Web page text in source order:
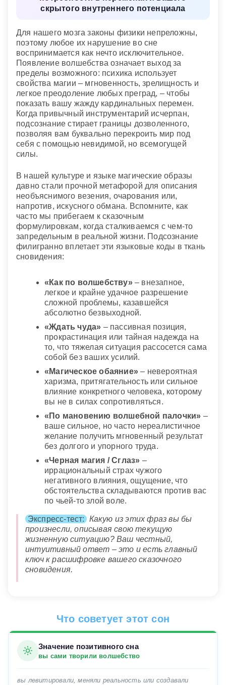
выльется на окружающих.
скрытого внутреннего потенциала
Для нашего мозга законы физики непреложны,
поэтому любое их нарушение во сне
воспринимается как нечто исключительное.
Появление волшебства означает выход за
пределы возможного: психика использует
свойства магии – мгновенность, зрелищность и
легкое преодоление любых преград, – чтобы
показать вашу жажду кардинальных перемен.
Когда привычный инструментарий исчерпан,
подсознание стирает границы дозволенного,
позволяя вам буквально перекроить мир под
себя с помощью невидимой, но всемогущей
силы.
В нашей культуре и языке магические образы
давно стали прочной метафорой для описания
необъяснимого везения, очарования или,
напротив, искусного обмана. Вспомните, как
часто мы прибегаем к сказочным
формулировкам, когда сталкиваемся с чем-то
запредельным в реальной жизни. Подсознание
филигранно вплетает эти языковые коды в ткань
сновидения:
«Как по волшебству»– внезапное,
легкое и крайне удачное разрешение
сложной проблемы, казавшейся
абсолютно безвыходной.
«Ждать чуда» – пассивная позиция,
прокрастинация или тайная надежда на
то, что тяжелая ситуация рассосется сама
собой без ваших усилий.
«Магическое обаяние» – невероятная
харизма, притягательность или сильное
влияние конкретного человека, которому
вы не в силах сопротивляться.
«По мановению волшебной палочки» –
ваше сильное, но часто нереалистичное
желание получить мгновенный результат
без долгого и упорного труда.
«Черная магия / Сглаз» –
иррациональный страх чужого
негативного влияния, ощущение, что
обстоятельства складываются против вас
по чьей-то злой воле.
Экспресс-тест:
Какую из этих фраз вы бы
произнесли, описывая свою текущую
жизненную ситуацию? Ваш честный,
интуитивный ответ – это и есть главный
ключ к расшифровке вашего сказочного
сновидения.
Что советует этот сон
Значение позитивного сна
вы сами творили волшебство
вы левитировали, меняли реальность или создавали